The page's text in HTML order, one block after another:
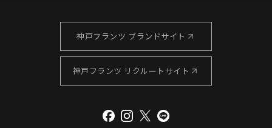
神戸フランツ ブランドサイト
神戸フランツ リクルートサイト